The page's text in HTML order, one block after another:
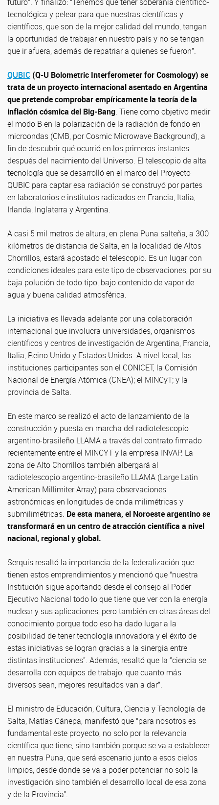
tecnológica y pelear para que nuestras científicas y
científicos, que son de la mejor calidad del mundo, tengan
la oportunidad de trabajar en nuestro país y no se tengan
que ir afuera, además de repatriar a quienes se fueron”.
QUBIC (Q-U Bolometric Interferometer for Cosmology) se
trata de un proyecto internacional asentado en Argentina
que pretende comprobar empíricamente la teoría de la
inflación cósmica del Big-Bang. Tiene como objetivo medir
el modo B en la polarización de la radiación de fondo en
microondas (CMB, por Cosmic Microwave Background), a
fin de descubrir qué ocurrió en los primeros instantes
después del nacimiento del Universo. El telescopio de alta
tecnología que se desarrolló en el marco del Proyecto
QUBIC para captar esa radiación se construyó por partes
en laboratorios e institutos radicados en Francia, Italia,
Irlanda, Inglaterra y Argentina.
A casi 5 mil metros de altura, en plena Puna salteña, a 300
kilómetros de distancia de Salta, en la localidad de Altos
Chorrillos, estará apostado el telescopio. Es un lugar con
condiciones ideales para este tipo de observaciones, por su
baja polución de todo tipo, bajo contenido de vapor de
agua y buena calidad atmosférica.
La iniciativa es llevada adelante por una colaboración
internacional que involucra universidades, organismos
científicos y centros de investigación de Argentina, Francia,
Italia, Reino Unido y Estados Unidos. A nivel local, las
instituciones participantes son el CONICET, la Comisión
Nacional de Energía Atómica (CNEA); el MINCyT; y la
provincia de Salta.
En este marco se realizó el acto de lanzamiento de la
construcción y puesta en marcha del radiotelescopio
argentino-brasileño LLAMA a través del contrato firmado
recientemente entre el MINCYT y la empresa INVAP. La
zona de Alto Chorrillos también albergará al
radiotelescopio argentino-brasileño LLAMA (Large Latin
American Millimiter Array) para observaciones
astronómicas en longitudes de onda milimétricas y
submilimétricas. De esta manera, el Noroeste argentino se
transformará en un centro de atracción científica a nivel
nacional, regional y global.
Serquis resaltó la importancia de la federalización que
tienen estos emprendimientos y mencionó que “nuestra
Institución sigue aportando desde el consejo al Poder
Ejecutivo Nacional todo lo que tiene que ver con la energía
nuclear y sus aplicaciones, pero también en otras áreas del
conocimiento porque todo eso ha dado lugar a la
posibilidad de tener tecnología innovadora y el éxito de
estas iniciativas se logran gracias a la sinergia entre
distintas instituciones”. Además, resaltó que la “ciencia se
desarrolla con equipos de trabajo, que cuanto más
diversos sean, mejores resultados van a dar”.
El ministro de Educación, Cultura, Ciencia y Tecnología de
Salta, Matías Cánepa, manifestó que “para nosotros es
fundamental este proyecto, no solo por la relevancia
científica que tiene, sino también porque se va a establecer
en nuestra Puna, que será escenario junto a esos cielos
limpios, desde donde se va a poder potenciar no solo la
investigación sino también el desarrollo local de esa zona
y de la Provincia”.